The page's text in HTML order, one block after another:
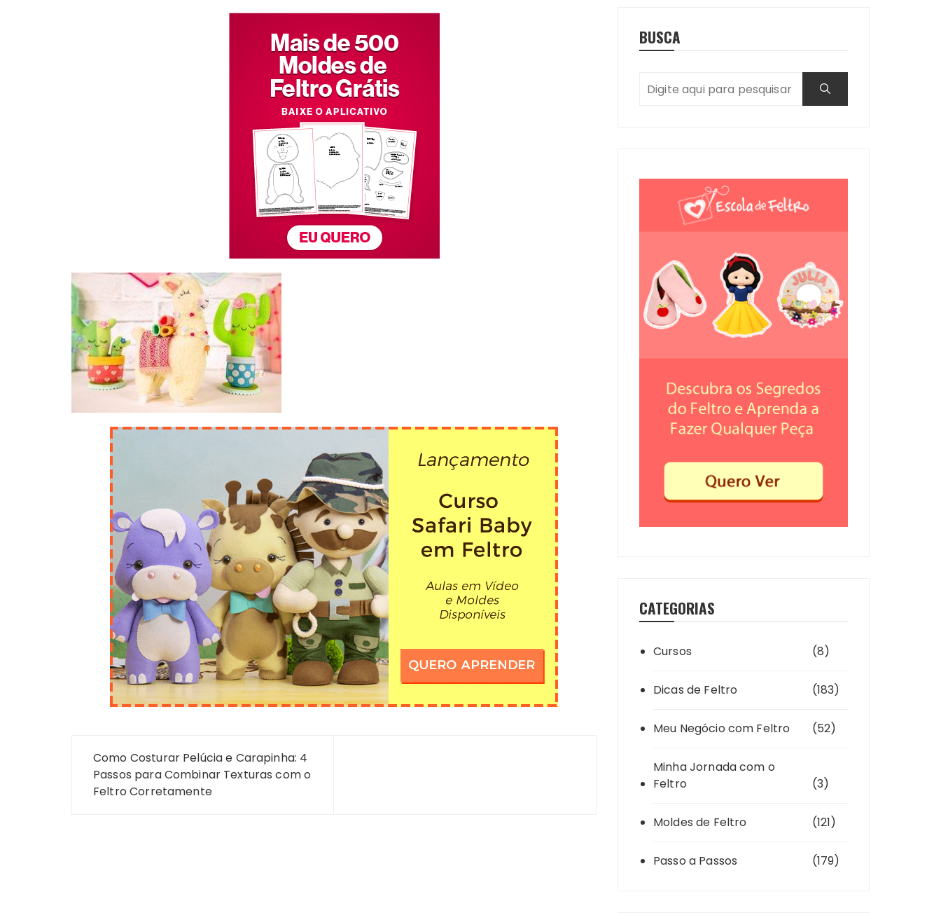
Navegação
de
Post
Como Costurar Pelúcia e Carapinha: 4
Passos para Combinar Texturas com o
Feltro Corretamente
BUSCA
CATEGORIAS
Cursos (8)
Dicas de Feltro (183)
Meu Negócio com Feltro (52)
Minha Jornada com o
Feltro
(3)
Moldes de Feltro (121)
Passo a Passos (179)